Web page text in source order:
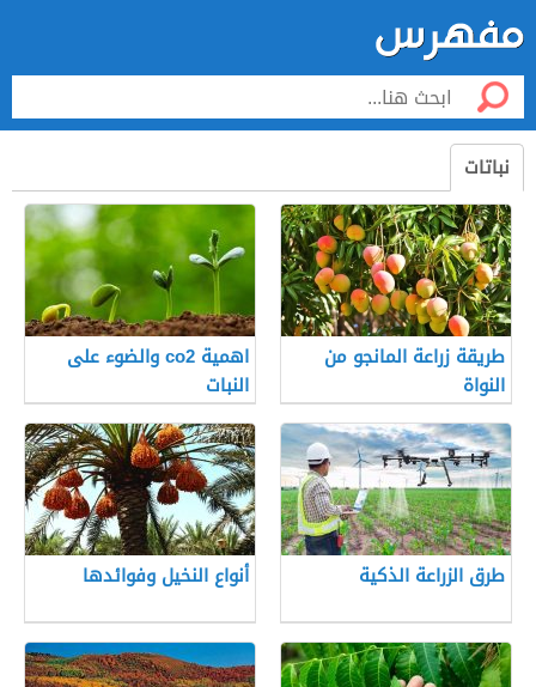
نباتات
طريقة زراعة المانجو من
النواة
اهمية co2 والضوء على
النبات
طرق الزراعة الذكية أنواع النخيل وفوائدها